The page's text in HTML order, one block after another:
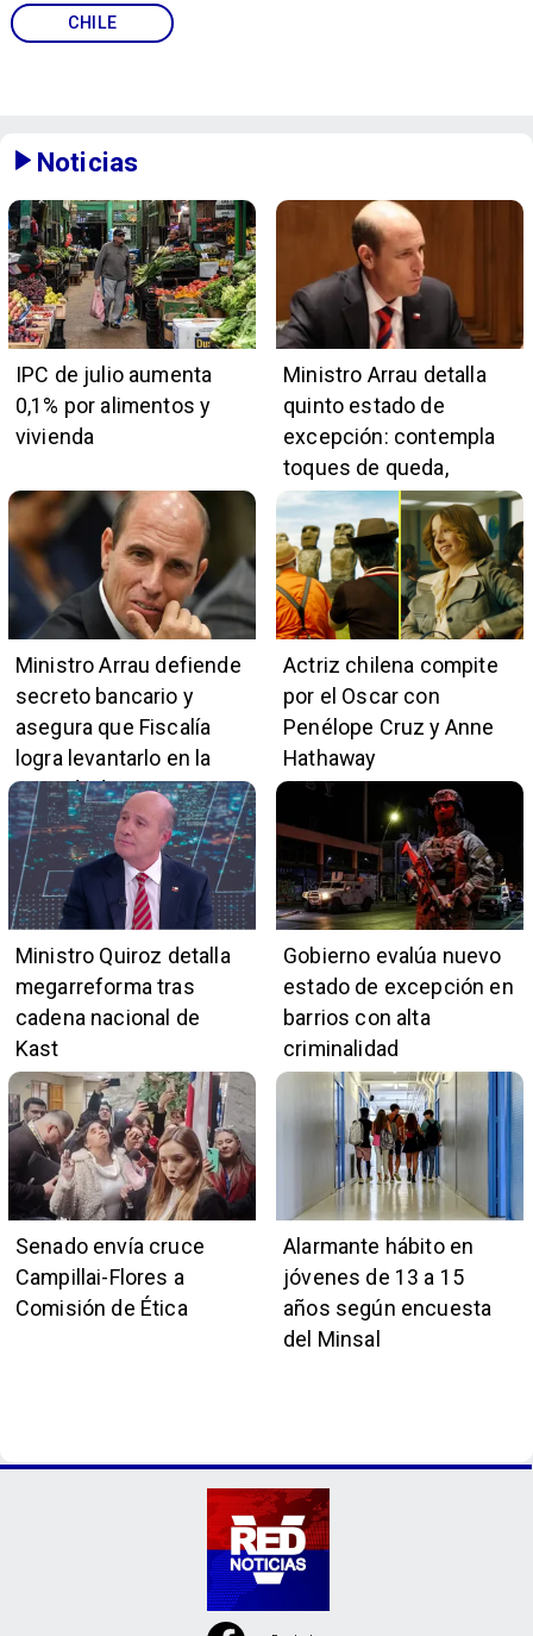
CHILE
Noticias
IPC de julio aumenta
0,1% por alimentos y
vivienda
Ministro Arrau detalla
quinto estado de
excepción: contempla
toques de queda,
restricciones y
escuchas telefónicas
en zonas críticas
Ministro Arrau defiende
secreto bancario y
asegura que Fiscalía
logra levantarlo en la
mayoría de casos
Actriz chilena compite
por el Oscar con
Penélope Cruz y Anne
Hathaway
Ministro Quiroz detalla
megarreforma tras
cadena nacional de
Kast
Gobierno evalúa nuevo
estado de excepción en
barrios con alta
criminalidad
Senado envía cruce
Campillai-Flores a
Comisión de Ética
Alarmante hábito en
jóvenes de 13 a 15
años según encuesta
del Minsal